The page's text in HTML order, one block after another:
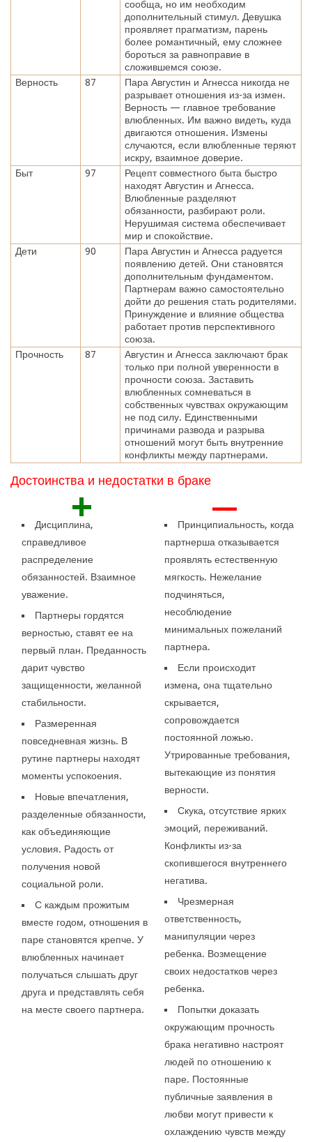
сообща, но им необходим
дополнительный стимул. Девушка
проявляет прагматизм, парень
более романтичный, ему сложнее
бороться за равноправие в
сложившемся союзе.
Верность
87
Пара Августин и Агнесса никогда не
разрывает отношения из-за измен.
Верность — главное требование
влюбленных. Им важно видеть, куда
двигаются отношения. Измены
случаются, если влюбленные теряют
искру, взаимное доверие.
Быт
97
Рецепт совместного быта быстро
находят Августин и Агнесса.
Влюбленные разделяют
обязанности, разбирают роли.
Нерушимая система обеспечивает
мир и спокойствие.
Дети
90
Пара Августин и Агнесса радуется
появлению детей. Они становятся
дополнительным фундаментом.
Партнерам важно самостоятельно
дойти до решения стать родителями.
Принуждение и влияние общества
работает против перспективного
союза.
Прочность
87
Августин и Агнесса заключают брак
только при полной уверенности в
прочности союза. Заставить
влюбленных сомневаться в
собственных чувствах окружающим
не под силу. Единственными
причинами развода и разрыва
отношений могут быть внутренние
конфликты между партнерами.
Достоинства и недостатки в браке
+
Дисциплина,
справедливое
распределение
обязанностей. Взаимное
уважение.
Партнеры гордятся
верностью, ставят ее на
первый план. Преданность
дарит чувство
защищенности, желанной
стабильности.
Размеренная
повседневная жизнь. В
рутине партнеры находят
моменты успокоения.
Новые впечатления,
разделенные обязанности,
как объединяющие
условия. Радость от
получения новой
социальной роли.
С каждым прожитым
вместе годом, отношения в
паре становятся крепче. У
влюбленных начинает
получаться слышать друг
друга и представлять себя
на месте своего партнера.
—
Принципиальность, когда
партнерша отказывается
проявлять естественную
мягкость. Нежелание
подчиняться,
несоблюдение
минимальных пожеланий
партнера.
Если происходит
измена, она тщательно
скрывается,
сопровождается
постоянной ложью.
Утрированные требования,
вытекающие из понятия
верности.
Скука, отсутствие ярких
эмоций, переживаний.
Конфликты из-за
скопившегося внутреннего
негатива.
Чрезмерная
ответственность,
манипуляции через
ребенка. Возмещение
своих недостатков через
ребенка.
Попытки доказать
окружающим прочность
брака негативно настроят
людей по отношению к
паре. Постоянные
публичные заявления в
любви могут привести к
охлаждению чувств между